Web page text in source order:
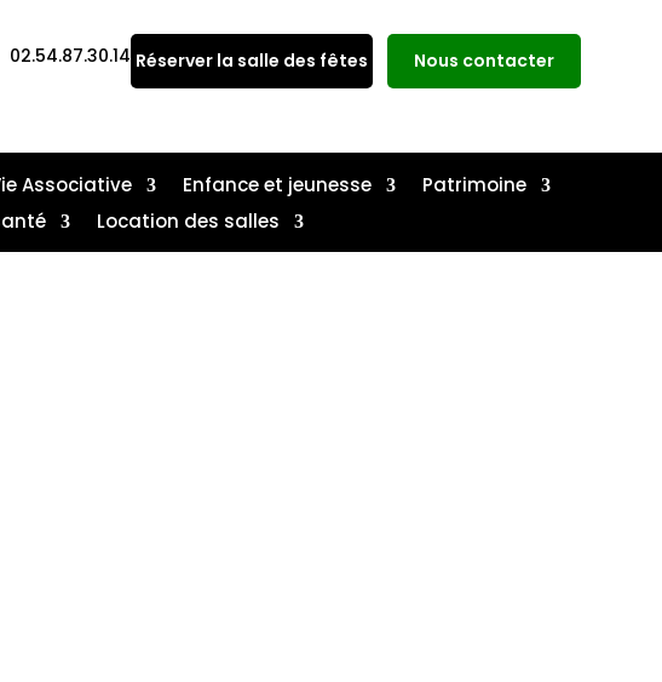
02.54.87.30.14 Réserver la salle des fêtes Nous contacter
Associative Enfance et jeunesse
Patrimoine
Location des salles